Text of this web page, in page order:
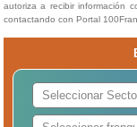
autoriza a recibir información
contactando con Portal